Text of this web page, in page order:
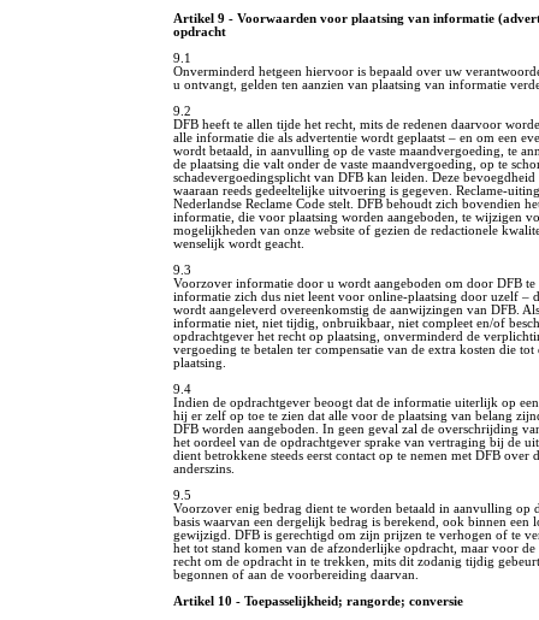
Artikel 9 - Voorwaarden voor plaatsing van informatie
opdracht
9.1
Onverminderd hetgeen hiervoor is bepaald over uw
u ontvangt, gelden ten aanzien van plaatsing van informatie
9.2
DFB heeft te allen tijde het recht, mits de redenen daarvoor
alle informatie die als advertentie wordt geplaatst – en om een
wordt betaald, in aanvulling op de vaste maandvergoeding, te
de plaatsing die valt onder de vaste maandvergoeding, op te
schadevergoedingsplicht van DFB kan leiden. Deze
waaraan reeds gedeeltelijke uitvoering is gegeven. Reclame-
Nederlandse Reclame Code stelt. DFB behoudt zich bovendien
informatie, die voor plaatsing worden aangeboden, te wijzigen
mogelijkheden van onze website of gezien de redactionele
wenselijk wordt geacht.
9.3
Voorzover informatie door u wordt aangeboden om door DFB te
informatie zich dus niet leent voor online-plaatsing door uzelf –
wordt aangeleverd overeenkomstig de aanwijzingen van DFB.
informatie niet, niet tijdig, onbruikbaar, niet compleet en/of
opdrachtgever het recht op plaatsing, onverminderd de
vergoeding te betalen ter compensatie van de extra kosten die
plaatsing.
9.4
Indien de opdrachtgever beoogt dat de informatie uiterlijk op
hij er zelf op toe te zien dat alle voor de plaatsing van belang
DFB worden aangeboden. In geen geval zal de overschrijding
het oordeel van de opdrachtgever sprake van vertraging bij de
dient betrokkene steeds eerst contact op te nemen met DFB
anderszins.
9.5
Voorzover enig bedrag dient te worden betaald in aanvulling op
basis waarvan een dergelijk bedrag is berekend, ook binnen een
gewijzigd. DFB is gerechtigd om zijn prijzen te verhogen of te
het tot stand komen van de afzonderlijke opdracht, maar voor
recht om de opdracht in te trekken, mits dit zodanig tijdig
begonnen of aan de voorbereiding daarvan.
Artikel 10 - Toepasselijkheid; rangorde; conversie